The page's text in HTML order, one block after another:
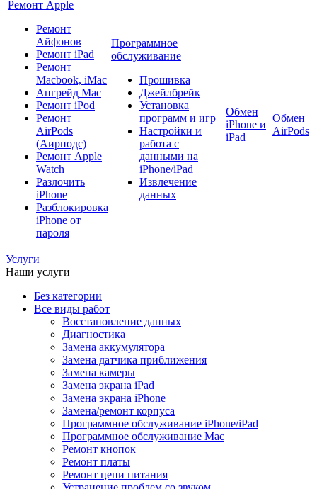
Ремонт Apple
Ремонт
Айфонов
Ремонт iPad
Ремонт
Macbook, iMac
Апгрейд Mac
Ремонт iPod
Ремонт
AirPods
(Аирподс)
Ремонт Apple
Watch
Разлочить
iPhone
Разблокировка
iPhone от
пароля
Программное
обслуживание
Прошивка
Джейлбрейк
Установка
программ и игр
Настройки и
работа с
данными на
iPhone/iPad
Извлечение
данных
Обмен
iPhone и
iPad
Обмен
AirPods
Услуги
Наши услуги
Без категории
Все виды работ
Восстановление данных
Диагностика
Замена аккумулятора
Замена датчика приближения
Замена камеры
Замена экрана iPad
Замена экрана iPhone
Замена/ремонт корпуса
Программное обслуживание iPhone/iPad
Программное обслуживание Mac
Ремонт кнопок
Ремонт платы
Ремонт цепи питания